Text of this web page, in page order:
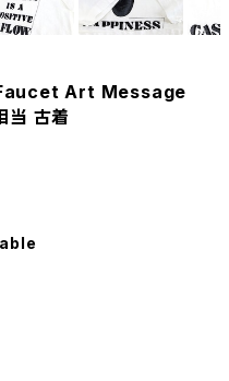
Art Message
古着